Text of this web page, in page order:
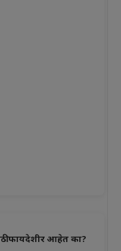
फायदेशीर आहेत का?